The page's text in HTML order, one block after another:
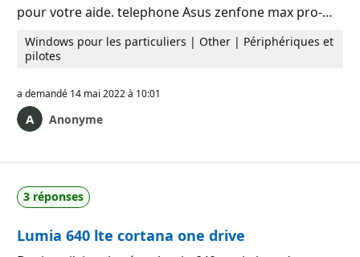
pour votre aide. telephone Asus zenfone max pro-…
Windows pour les particuliers | Other | Périphériques et
pilotes
a demandé 14 mai 2022 à 10:01
Anonyme
3 réponses
Lumia 640 lte cortana one drive